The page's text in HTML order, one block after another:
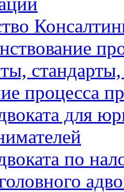
процесса
для
по